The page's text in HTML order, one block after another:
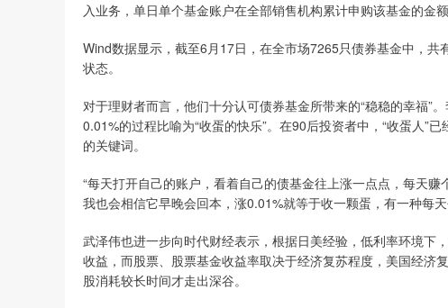
入业务，单日单个基金账户在全部销售机构累计申购该基金的金
Wind数据显示，截至6月17日，在全市场7265只债券基金中，
状态。
对于理财者而言，他们十分认可债券基金所带来的“稳稳的幸福”
0.01%的过程比喻为“收蛋的快乐”。在90后投资者中，“收蛋人”
的关键词。
“每天打开自己的账户，看着自己的债基金往上涨一点点，每天
我也会相信它早晚会回本，涨0.01%就等于收一颗蛋，有一种每
武泽伟也进一步向时代财经表示，根据日美经验，低利率环境下
收益，而股票、股票基金收益率取决于经济复苏程度，美国经济
股消耗较长时间才走出深谷。